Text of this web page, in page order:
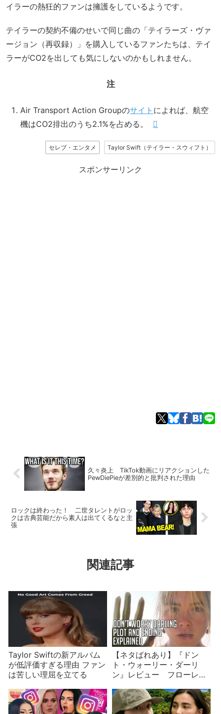
イラーの熱狂的ファンは擁護をしているようです。
テイラーの契約不備のせいで同じ曲の「テイラーズ・ヴァ
ージョン（再収録）」を購入しているファンたちは、テイ
ラーがCO2を出しても気にしないのかもしれません。
注
Air Transport Action Groupのサイト によれば、航空
機はCO2排出のうち2.1%を占める。
セレブ・エンタメ Taylor Swift（テイラー・スウィフト）
スポンサーリンク
久々炎上 TikTok動画にリアクションした
PewDiePieが差別的と批判された理由
ロックは終わった！ 二世タレントがロッ
クは古典芸能だから素人は出てくるなと主
張
関連記事
Taylor Swiftの新アルバム
が低評価すぎる理由 ファン
は苦しい理屈を立てる
【ネタばれあり】『ドン
ト・ウォーリー・ダーリ
ン』レビュー フローレン
舞台裏のゴシップの方が話
題性あり？